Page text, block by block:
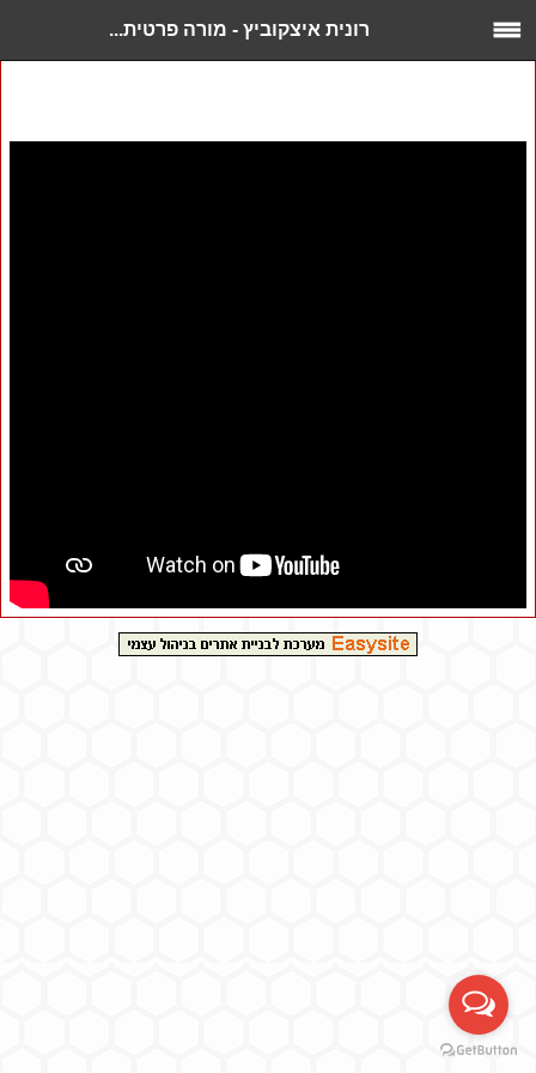
רונית איצקוביץ - מורה פרטית...